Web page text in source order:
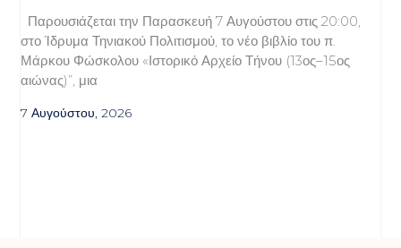
Παρουσιάζεται την Παρασκευή 7 Αυγούστου στις 20:00,
στο Ίδρυμα Τηνιακού Πολιτισμού, το νέο βιβλίο του π.
Μάρκου Φώσκολου «Ιστορικό Αρχείο Τήνου (13ος–15ος
αιώνας)”, μια
7 Αυγούστου, 2026